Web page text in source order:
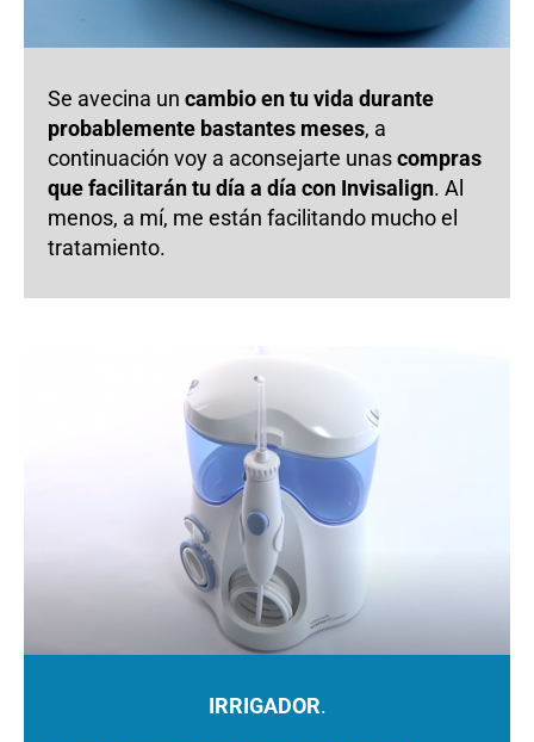
Se avecina un cambio en tu vida durante
probablemente bastantes meses, a
continuación voy a aconsejarte unascompras
que facilitarán tu día a día con Invisalign. Al
menos, a mí, me están facilitando mucho el
tratamiento.
IRRIGADOR.